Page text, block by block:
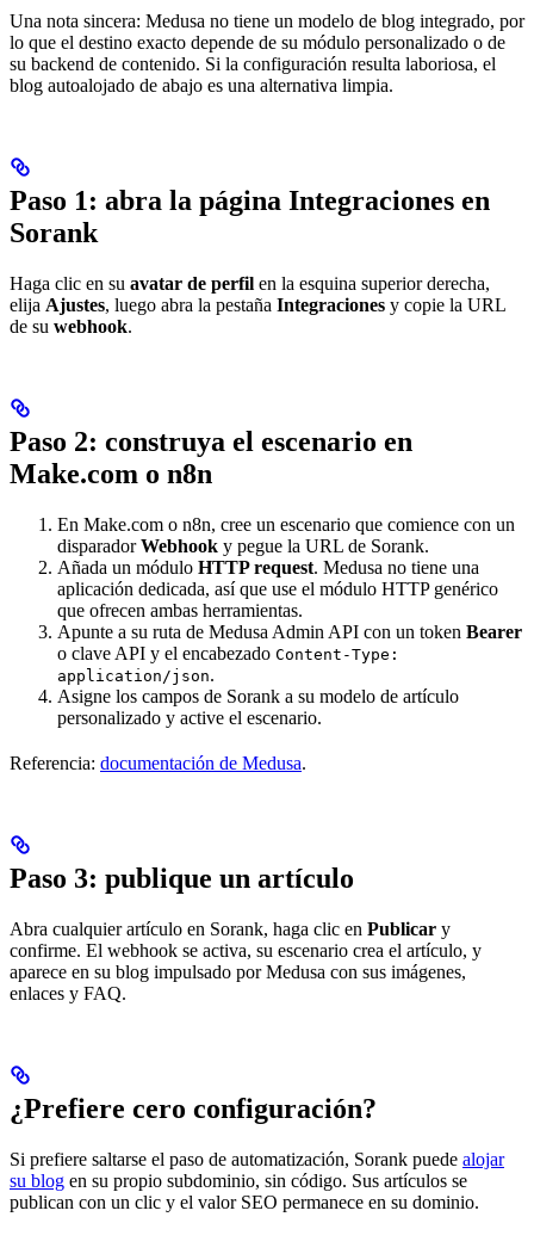
Una nota sincera: Medusa no tiene un modelo de blog integrado, por
lo que el destino exacto depende de su módulo personalizado o de
su backend de contenido. Si la configuración resulta laboriosa, el
blog autoalojado de abajo es una alternativa limpia.
Paso 1: abra la página Integraciones en
Sorank
Haga clic en su avatar de perfil en la esquina superior derecha,
elija Ajustes, luego abra la pestaña Integraciones y copie la URL
de su webhook.
Paso 2: construya el escenario en
Make.com o n8n
En Make.com o n8n, cree un escenario que comience con un
disparadorWebhook y pegue la URL de Sorank.
Añada un módulo HTTP request. Medusa no tiene una
aplicación dedicada, así que use el módulo HTTP genérico
que ofrecen ambas herramientas.
Apunte a su ruta de Medusa Admin API con un token Bearer
o clave API y el encabezado Content-Type:
application/json.
Asigne los campos de Sorank a su modelo de artículo
personalizado y active el escenario.
Referencia: documentación de Medusa.
Paso 3: publique un artículo
Abra cualquier artículo en Sorank, haga clic en Publicar y
confirme. El webhook se activa, su escenario crea el artículo, y
aparece en su blog impulsado por Medusa con sus imágenes,
enlaces y FAQ.
¿Prefiere cero configuración?
Si prefiere saltarse el paso de automatización, Sorank puede alojar
su blog en su propio subdominio, sin código. Sus artículos se
publican con un clic y el valor SEO permanece en su dominio.